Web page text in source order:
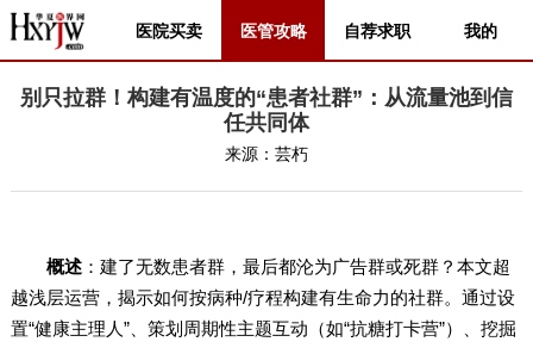
医院买卖 医管攻略 自荐求职 我的
别只拉群！构建有温度的“患者社群”：从流量池到信
任共同体
来源： 芸朽
概述：建了无数患者群，最后都沦为广告群或死群？本文超
越浅层运营，揭示如何按病种/疗程构建有生命力的社群。通过设
置“健康主理人”、策划周期性主题互动（如“抗糖打卡营”）、挖掘